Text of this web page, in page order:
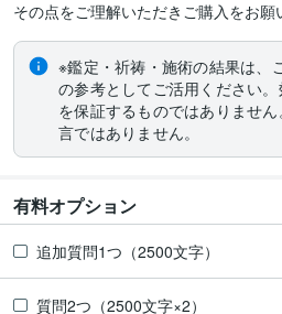
※鑑定・祈祷・施術の結果は、
の参考としてご活用ください
を保証するものではありませ
言ではありません。
有料オプション
追加質問1つ（2500文字）
質問2つ（2500文字×2）